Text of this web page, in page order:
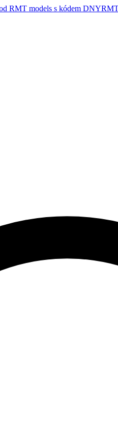
RMT models s kódem